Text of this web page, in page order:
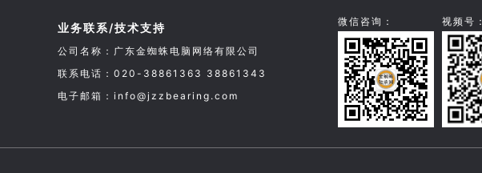
业务联系/技术支持
公司名称：广东金蜘蛛电脑网络有限公司
联系电话：020-38861363 38861343
电子邮箱：info@jzzbearing.com
微信咨询： 视频号：